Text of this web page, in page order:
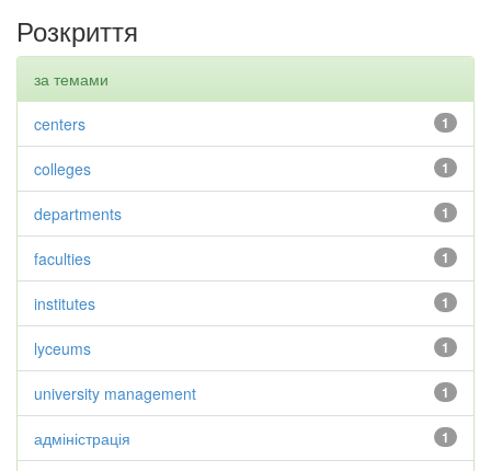
Розкриття
за темами
1
centers
1
colleges
1
departments
1
faculties
1
institutes
1
lyceums
1
university management
1
адміністрація